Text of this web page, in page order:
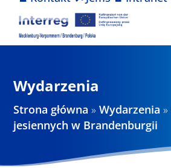
Projekty
Wydarzenia
Strona główna »Wydarzenia »
jesiennych w Brandenburgii